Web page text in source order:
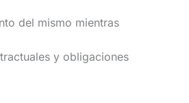
del mismo mientras
y obligaciones